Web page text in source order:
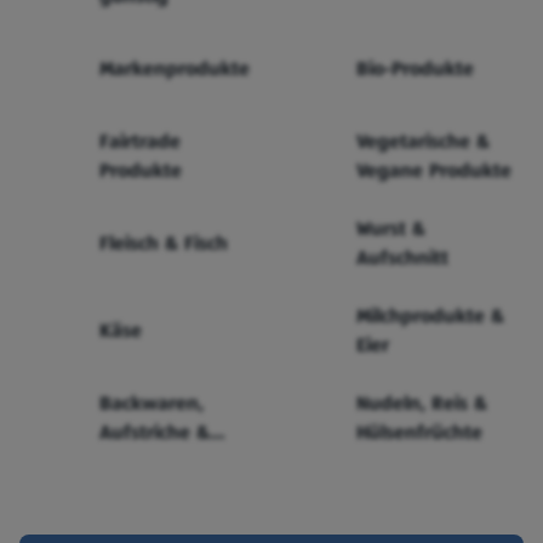
Markenprodukte Bio-Produkte
Fairtrade
Produkte
Vegetarische &
Vegane Produkte
Fleisch & Fisch
Wurst &
Aufschnitt
Käse
Milchprodukte &
Eier
Backwaren,
Aufstriche &
Nudeln, Reis &
Hülsenfrüchte